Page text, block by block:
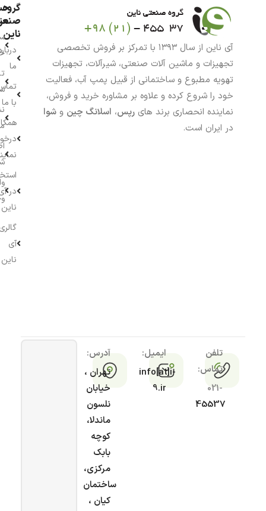
آی ناین از سال ۱۳۹۳ با تمرکز بر فروش تخصصی
تجهیزات و ماشین آلات صنعتی، شیرآلات، تجهیزات
تهویه مطبوع و ساختمانی از قبیل پمپ آب، فعالیت
خود را شروع کرده و علاوه بر مشاوره خرید و فروش،
نماینده انحصاری برند های رپس، اسلانگ چین و شوا
در ایران است.
گروه
ناین
ما
با ما
در
ناین
آی
ناین
تلفن
تماس:
021-
45537
ایمیل:
info[at]i-
9.ir
آدرس:
تهران ،
خیابان
نلسون
ماندلا،
کوچه
بابک
مرکزی،
ساختمان
کیان ،